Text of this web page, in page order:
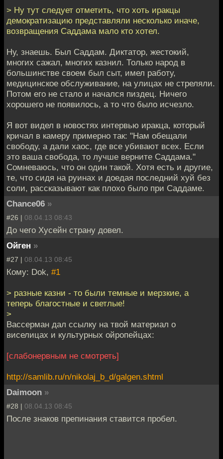
> Ну тут следует отметить, что хоть иракцы
демократизацию представляли несколько иначе,
возвращения Саддама мало кто хотел.
Ну, знаешь. Был Саддам. Диктатор, жестокий,
многих сажал, многих казнил. Только народ в
большинстве своем был сыт, имел работу,
медицинское обслуживание, на улицах не стреляли.
Потом его не стало и начался пиздец. Ничего
хорошего не появилось, а то что было исчезло.
Я вот видел в новостях интервью иракца, который
кричал в камеру примерно так: "Нам обещали
свободу, а дали хаос, где все убивают всех. Если
это ваша свобода, то лучше верните Саддама."
Сомневаюсь, что он один такой. Хотя есть и другие,
те, что сидя на руинах и доедая последний хуй без
соли, рассказывают как плохо было при Саддаме.
Chance06 »
#26 | 08.04.13 08:43
До чего Хусейн страну довел.
Ойген »
#27 | 08.04.13 08:45
Кому: Dok, #1
> разные казни - то были темные и мерзкие, а
теперь благостные и светлые!
>
Вассерман дал ссылку на твой материал о
виселицах и культурных ойропейцах:
[слабонервным не смотреть]
http://samlib.ru/n/nikolaj_b_d/galgen.shtml
Daimoon »
#28 | 08.04.13 08:45
После знаков препинания ставится пробел.